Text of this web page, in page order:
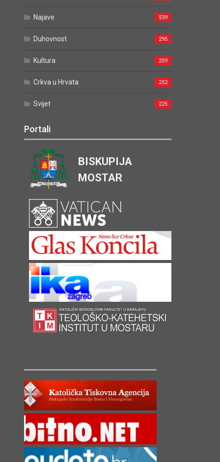
Najave 539
Duhovnost 295
Kultura 259
Crkva u Hrvata 252
Svijet 225
Portali
BISKUPIJA
MOSTAR